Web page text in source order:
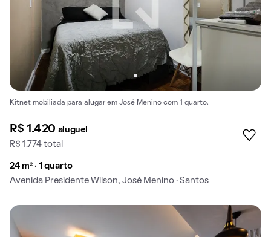
Kitnet mobiliada para alugar em José Menino com 1 quarto.
R$ 1.420 aluguel
R$ 1.774 total
24 m² · 1 quarto
Avenida Presidente Wilson, José Menino · Santos